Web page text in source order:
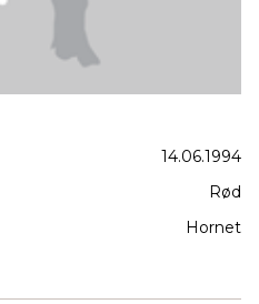
14.06.1994
Rød
Hornet